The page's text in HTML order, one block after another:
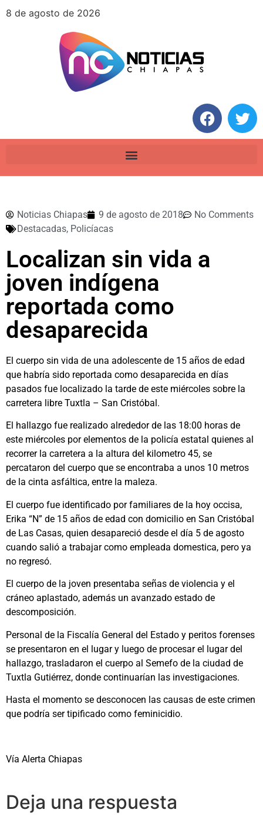
8 de agosto de 2026
Noticias Chiapas 9 de agosto de 2018
No Comments
Destacadas, Policíacas
Localizan sin vida a
joven indígena
reportada como
desaparecida
El cuerpo sin vida de una adolescente de 15 años de edad
que habría sido reportada como desaparecida en días
pasados fue localizado la tarde de este miércoles sobre la
carretera libre Tuxtla – San Cristóbal.
El hallazgo fue realizado alrededor de las 18:00 horas de
este miércoles por elementos de la policía estatal quienes al
recorrer la carretera a la altura del kilometro 45, se
percataron del cuerpo que se encontraba a unos 10 metros
de la cinta asfáltica, entre la maleza.
El cuerpo fue identificado por familiares de la hoy occisa,
Erika “N” de 15 años de edad con domicilio en San Cristóbal
de Las Casas, quien desapareció desde el día 5 de agosto
cuando salió a trabajar como empleada domestica, pero ya
no regresó.
El cuerpo de la joven presentaba señas de violencia y el
cráneo aplastado, además un avanzado estado de
descomposición.
Personal de la Fiscalía General del Estado y peritos forenses
se presentaron en el lugar y luego de procesar el lugar del
hallazgo, trasladaron el cuerpo al Semefo de la ciudad de
Tuxtla Gutiérrez, donde continuarían las investigaciones.
Hasta el momento se desconocen las causas de este crimen
que podría ser tipificado como feminicidio.
Vía Alerta Chiapas
Deja una respuesta